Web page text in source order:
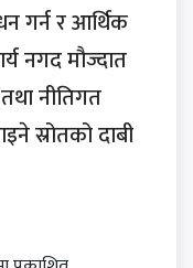
गर्न र आर्थिक
नगद मौज्दात
नीतिगत
स्रोतको दाबी